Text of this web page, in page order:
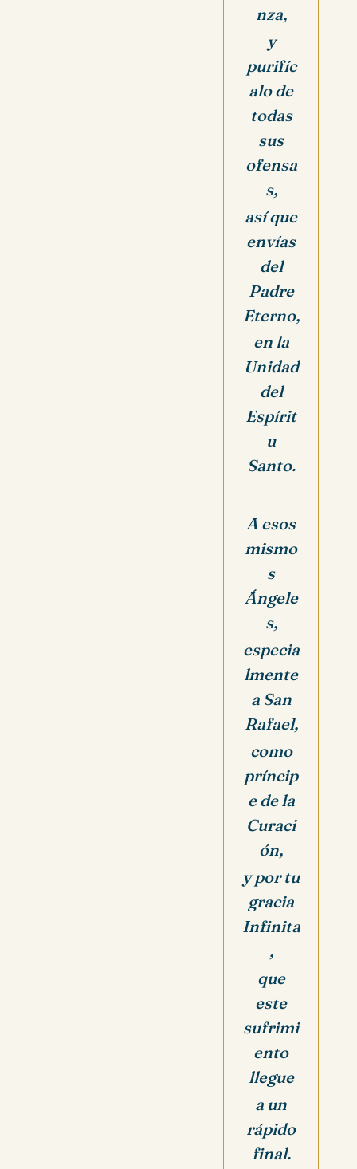
nza,
y
purifíc
alo de
todas
sus
ofensa
s,
así que
envías
del
Padre
Eterno,
en la
Unidad
del
Espírit
u
Santo.
A esos
mismo
s
Ángele
s,
especia
lmente
a San
Rafael,
como
príncip
e de la
Curaci
ón,
y por tu
gracia
Infinita
,
que
este
sufrimi
ento
llegue
a un
rápido
final.